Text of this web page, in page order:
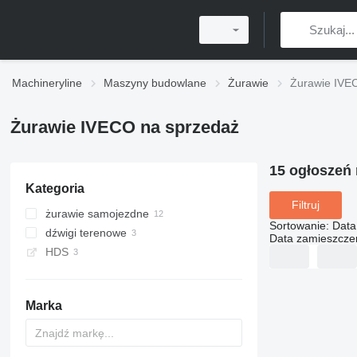
Machineryline Maszyny budowlane Żurawie Żurawie
Żurawie IVECO na sprzedaż
Kategoria
żurawie samojezdne
dźwigi terenowe
HDS
Marka
15
Filtruj
Sortowanie:
Data